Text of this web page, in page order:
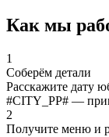
Как мы
1
Соберём детали
Расскажите дату
#CITY_PP# —
2
Получите меню и